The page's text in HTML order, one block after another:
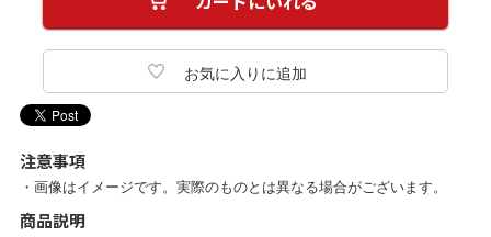
注意事項
・画像はイメージです。実際のものとは異なる場合がございます。
商品説明